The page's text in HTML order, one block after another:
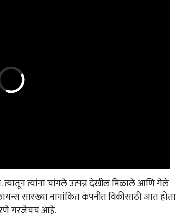
त्यातून त्यांना चांगले उत्पन्न देखील मिळाले आणि गेले
सारख्या नामांकित कंपनीत विक्रीसाठी जात होता.
गरजेचंच आहे.